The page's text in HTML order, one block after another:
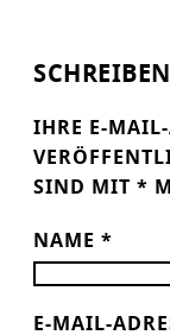
IHRE E-
SIND MIT *
NAME *
E-MAIL-